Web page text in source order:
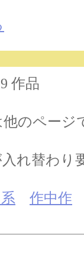
作品
のペー
れ替わり
作中作